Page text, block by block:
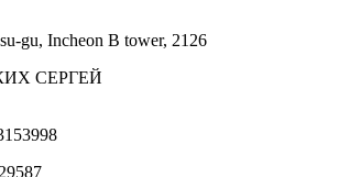
gu, Incheon B tower, 2126
СЕРГЕЙ